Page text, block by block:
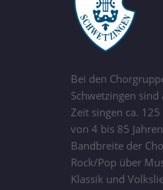
Bei den
Schwetzingen
Zeit singen ca.
von 4 bis 85
Bandbreite der
Rock/Pop über
Klassik und